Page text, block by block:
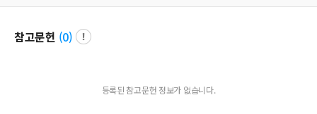
참고문헌 (0)
등록된 참고문헌 정보가 없습니다.